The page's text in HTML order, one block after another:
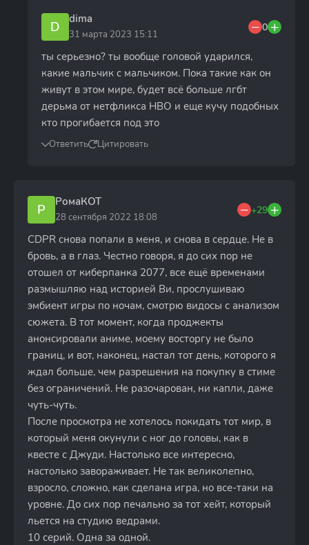
D dima
31 марта 2023 15:11
0
ты серьезно? ты вообще головой ударился,
какие мальчик с мальчиком. Пока такие как он
живут в этом мире, будет всё больше лгбт
дерьма от нетфликса HBO и еще кучу подобных
кто прогибается под это
Ответить Цитировать
Р РомаКОТ
28 сентября 2022 18:08
+29
CDPR снова попали в меня, и снова в сердце. Не в
бровь, а в глаз. Честно говоря, я до сих пор не
отошел от киберпанка 2077, все ещё временами
размышляю над историей Ви, прослушиваю
эмбиент игры по ночам, смотрю видосы с анализом
сюжета. В тот момент, когда проджекты
анонсировали аниме, моему восторгу не было
границ, и вот, наконец, настал тот день, которого я
ждал больше, чем разрешения на покупку в стиме
без ограничений. Не разочарован, ни капли, даже
чуть-чуть.
После просмотра не хотелось покидать тот мир, в
который меня окунули с ног до головы, как в
квесте с Джуди. Настолько все интересно,
настолько завораживает. Не так великолепно,
взросло, сложно, как сделана игра, но все-таки на
уровне. До сих пор печально за тот хейт, который
льется на студию ведрами.
10 серий. Одна за одной.